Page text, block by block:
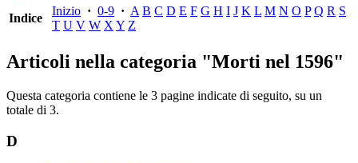
Indice
Inizio · 0-9 · A B C D E F G H I J K L M N O P Q R S
T U V W XY Z
Articoli nella categoria "Morti nel 1596"
Questa categoria contiene le 3 pagine indicate di seguito, su un
totale di 3.
D